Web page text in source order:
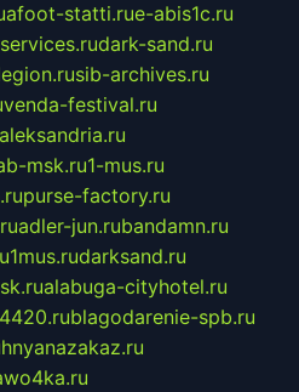
statti.rue-abis1c.ru
dark-sand.ru
sib-archives.ru
venda-festival.ru
msk.ru1-mus.ru
purse-factory.ru
adler-jun.rubandamn.ru
1mus.rudarksand.ru
alabuga-cityhotel.ru
blagodarenie-spb.ru